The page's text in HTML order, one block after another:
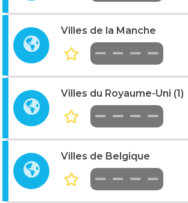
Villes de la Manche
Villes du Royaume-Uni (1)
Villes de Belgique